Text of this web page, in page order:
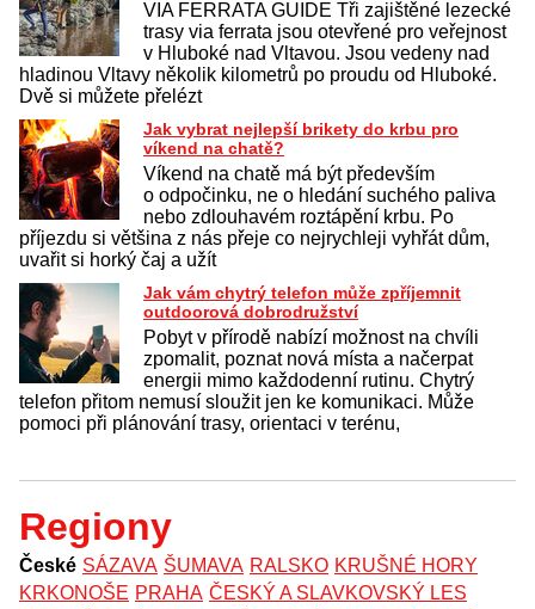
VIA FERRATA GUIDE Tři zajištěné lezecké
trasy via ferrata jsou otevřené pro veřejnost
v Hluboké nad Vltavou. Jsou vedeny nad
hladinou Vltavy několik kilometrů po proudu od Hluboké.
Dvě si můžete přelézt
Jak vybrat nejlepší brikety do krbu pro
víkend na chatě?
Víkend na chatě má být především
o odpočinku, ne o hledání suchého paliva
nebo zdlouhavém roztápění krbu. Po
příjezdu si většina z nás přeje co nejrychleji vyhřát dům,
uvařit si horký čaj a užít
Jak vám chytrý telefon může zpříjemnit
outdoorová dobrodružství
Pobyt v přírodě nabízí možnost na chvíli
zpomalit, poznat nová místa a načerpat
energii mimo každodenní rutinu. Chytrý
telefon přitom nemusí sloužit jen ke komunikaci. Může
pomoci při plánování trasy, orientaci v terénu,
Regiony
České SÁZAVA ŠUMAVA RALSKO KRUŠNÉ HORY
KRKONOŠE PRAHA ČESKÝ A SLAVKOVSKÝ LES